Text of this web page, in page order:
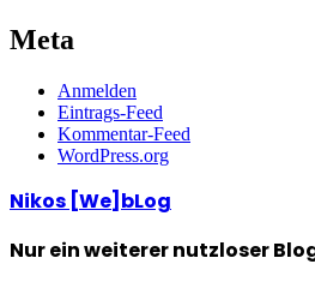
Meta
Anmelden
Eintrags-Feed
Kommentar-Feed
WordPress.org
Nikos [We]bLog
Nur ein weiterer nutzloser